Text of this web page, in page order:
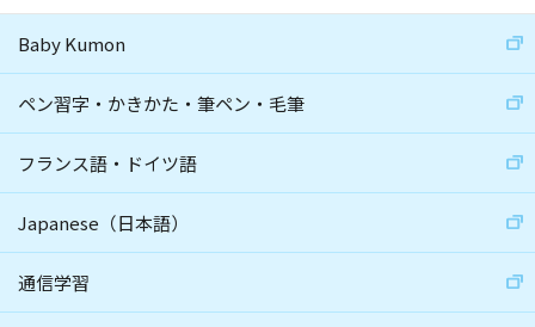
Baby Kumon
ペン習字・かきかた・筆ペン・毛筆
フランス語・ドイツ語
Japanese（日本語）
通信学習